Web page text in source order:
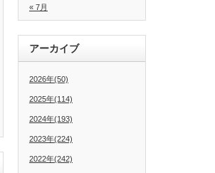
« 7月
アーカイブ
2026年(50)
2025年(114)
2024年(193)
2023年(224)
2022年(242)